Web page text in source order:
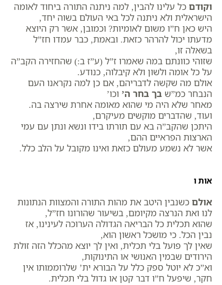
וקודם כל עלינו להבין, למה ניתנה התורה ביחוד לאומה
הישראלית ולא ניתנה לכל באי העולם בשוה יחד,
היש כאן ח”ו משום לאומיות? וכמובן, אשר רק היוצא
מדעתו יכול להרהר כזאת. ובאמת, כבר עמדו חז”ל
בשאלה זו,
שזוהי כוונתם במה שאמרו ז”ל (ע”ז ב:) שהחזירה הקב”ה
על כל אומה ולשון ולא קיבלוה, כנודע.
אולם מה שקשה לדבריהם, אם כן למה נקראנו העם
הנבחר כמ”ש בך בחר ה’ וכו’
מאחר שלא היה מי שהוא מאומה אחרת שירצה בה.
ועוד, שהדברים מוקשים מעיקרם,
היתכן שהקב”ה בא עם תורתו בידו ונשא ונתן עם עמי
הארצות הפראיים ההם,
אשר לא נשמע מעולם כזאת ואינו מקובל על הלב כלל.
אות ו
אולם כשנבין היטב את מהות התורה והמצוות הנתונות
לנו ואת הנרצה מקיומם, בשיעור שהורונו חז”ל,
שהוא תכלית כל הבריאה הגדולה הערוכה לעינינו, אז
נבין הכל. כי מושכל ראשון הוא,
שאין לך פועל בלי תכלית, ואין לך יוצא מהכלל הזה זולת
הירודים שבמין האנושי או התינוקות,
וא”כ לא יוטל ספק כלל על הבורא ית’ שלרוממותו אין
חקר, שיפעל ח”ו דבר קטן או גדול בלי תכלית.